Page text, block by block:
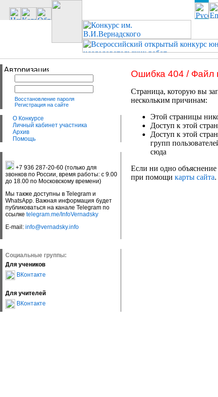
Восстановление пароля
Регистрация на сайте
О Конкурсе
Личный кабинет участника
Архив
Помощь
+7 936 287-20-60 (только для
звонков по России, время работы: с 9.00
до 18.00 по Московскому времени)
Мы также доступны в Telegram и
WhatsApp. Важная информация будет
публиковаться на канале Telegram по
ссылке telegram.me/InfoVernadsky
E-mail: info@vernadsky.info
Социальные группы:
Для учеников
ВКонтакте
Для учителей
ВКонтакте
Ошибка 404 / Файл
Страница, которую вы
нескольким причинам:
Этой страницы
Доступ к этой
Доступ к этой
групп
сюда
Если ни одно объяснение
при помощи карты сайта.